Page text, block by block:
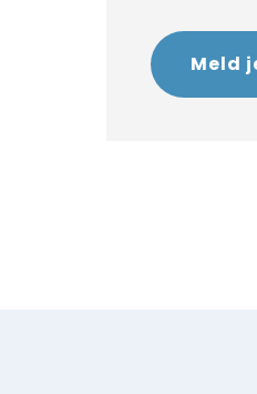
Meld